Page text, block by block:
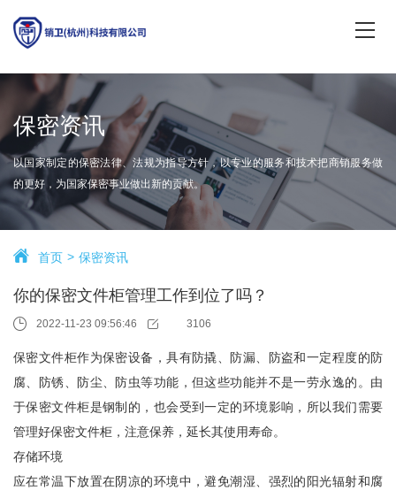
保密资讯
以国家制定的保密法律、法规为指导方针，以专业的服务和技术把商销服务做
的更好，为国家保密事业做出新的贡献。
首页 保密资讯
你的保密文件柜管理工作到位了吗？
2022-11-23 09:56:46 3106
保密文件柜作为保密设备，具有防撬、防漏、防盗和一定程度的防
腐、防锈、防尘、防虫等功能，但这些功能并不是一劳永逸的。由
于保密文件柜是钢制的，也会受到一定的环境影响，所以我们需要
管理好保密文件柜，注意保养，延长其使用寿命。
存储环境
应在常温下放置在阴凉的环境中，避免潮湿、强烈的阳光辐射和腐